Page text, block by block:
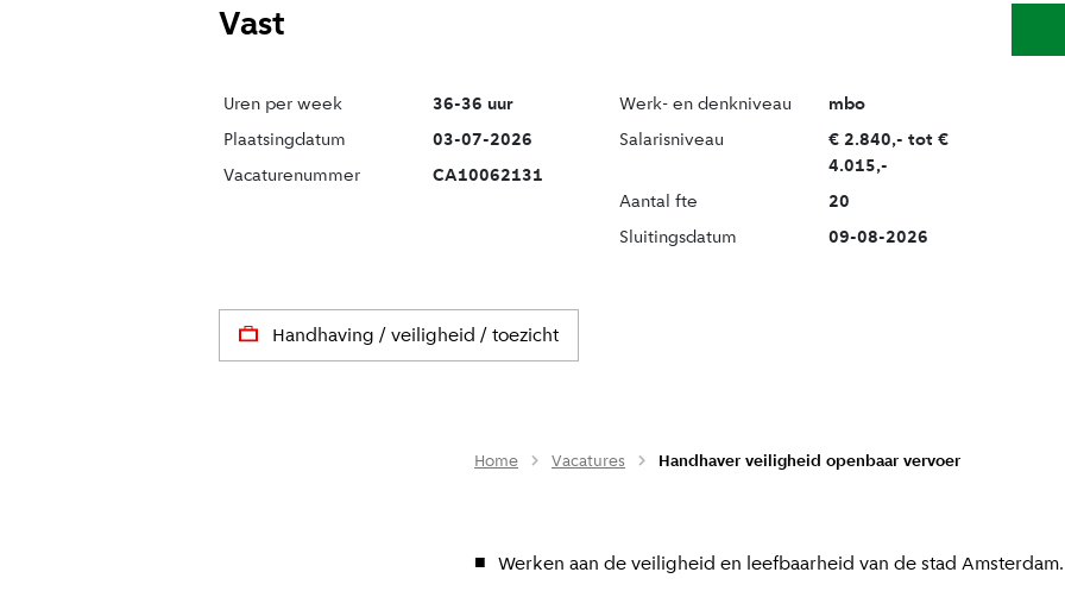
Vast
Uren per week
36-36 uur
Plaatsingdatum
03-07-2026
Vacaturenummer
CA10062131
Werk- en denkniveau
mbo
Salarisniveau
€ 2.840,- tot €
4.015,-
Aantal fte
20
Sluitingsdatum
09-08-2026
Handhaving / veiligheid / toezicht
Home Vacatures Handhaver veiligheid openbaar vervoer
Werken aan de veiligheid en leefbaarheid van de stad Amsterdam.